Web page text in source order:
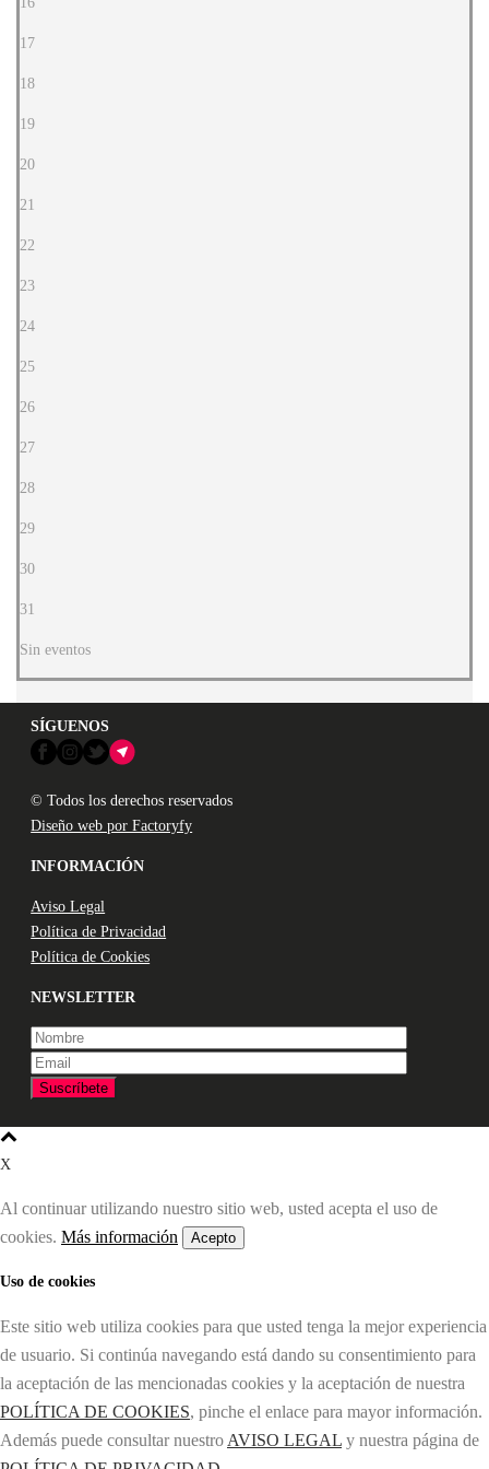
17
18
19
20
21
22
23
24
25
26
27
28
29
30
31
Sin eventos
SÍGUENOS
© Todos los derechos reservados
Diseño web por Factoryfy
INFORMACIÓN
Aviso Legal
Política de Privacidad
Política de Cookies
NEWSLETTER
X
Al continuar utilizando nuestro sitio web, usted acepta el uso de
cookies. Más información Acepto
Uso de cookies
Este sitio web utiliza cookies para que usted tenga la mejor experiencia
de usuario. Si continúa navegando está dando su consentimiento para
la aceptación de las mencionadas cookies y la aceptación de nuestra
POLÍTICA DE COOKIES, pinche el enlace para mayor información.
Además puede consultar nuestro AVISO LEGAL y nuestra página de